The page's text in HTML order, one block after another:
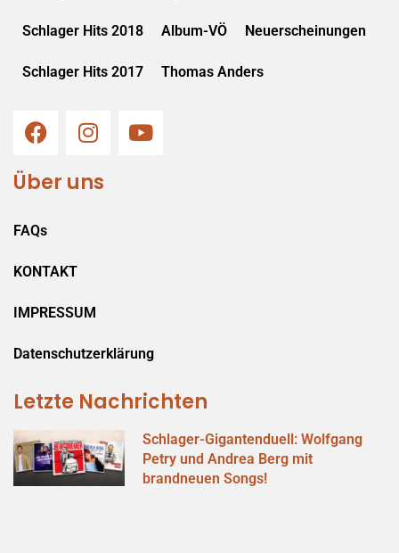
Schlager Hits 2018 Album-VÖ Neuerscheinungen
Schlager Hits 2017 Thomas Anders
Über uns
FAQs
KONTAKT
IMPRESSUM
Datenschutzerklärung
Letzte Nachrichten
Schlager-Gigantenduell: Wolfgang
Petry und Andrea Berg mit
brandneuen Songs!